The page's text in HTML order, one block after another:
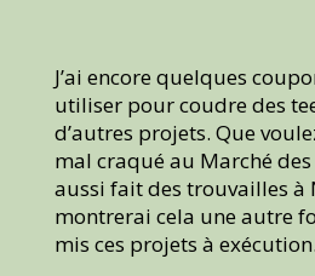
J’ai encore quelques
utiliser pour coudre des
d’autres projets. Que
mal craqué au Marché
aussi fait des trouvailles à
montrerai cela une autre
mis ces projets à exécution.